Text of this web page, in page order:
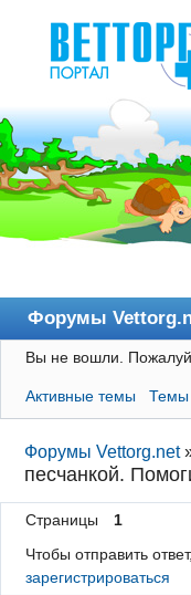
Форумы
Главная
Пользователи
Правила
Поиск
Регистрация
Вход
Вы не вошли.
Активные темы Темы
Форумы Vettorg.net
песчанкой.
Страницы
1
Чтобы отправить
зарегистрироваться